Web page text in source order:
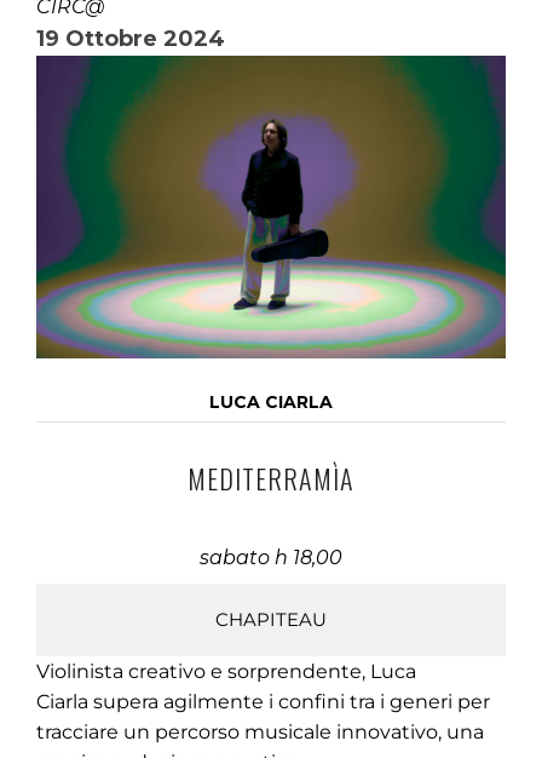
CIRC@
19 Ottobre 2024
LUCA CIARLA
MEDITERRAMÌA
sabato h 18,00
CHAPITEAU
Violinista creativo e sorprendente, Luca
Ciarla supera agilmente i confini tra i generi per
tracciare un percorso musicale innovativo, una